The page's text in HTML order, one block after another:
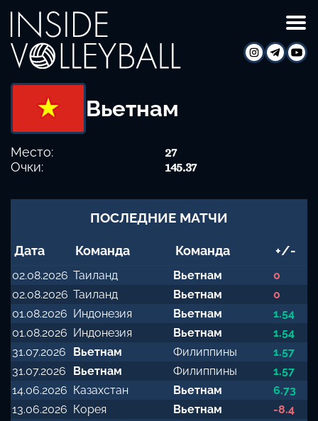
Вьетнам
Место:
27
Очки:
145.37
ПОСЛЕДНИЕ МАТЧИ
Дата Команда Команда +/-
02.08.2026 Таиланд Вьетнам
0
02.08.2026 Таиланд Вьетнам
0
01.08.2026 Индонезия Вьетнам
1.54
01.08.2026 Индонезия Вьетнам
1.54
31.07.2026
Вьетнам Филиппины
1.57
31.07.2026
Вьетнам Филиппины
1.57
14.06.2026 Казахстан Вьетнам
6.73
13.06.2026 Корея Вьетнам
-8.4